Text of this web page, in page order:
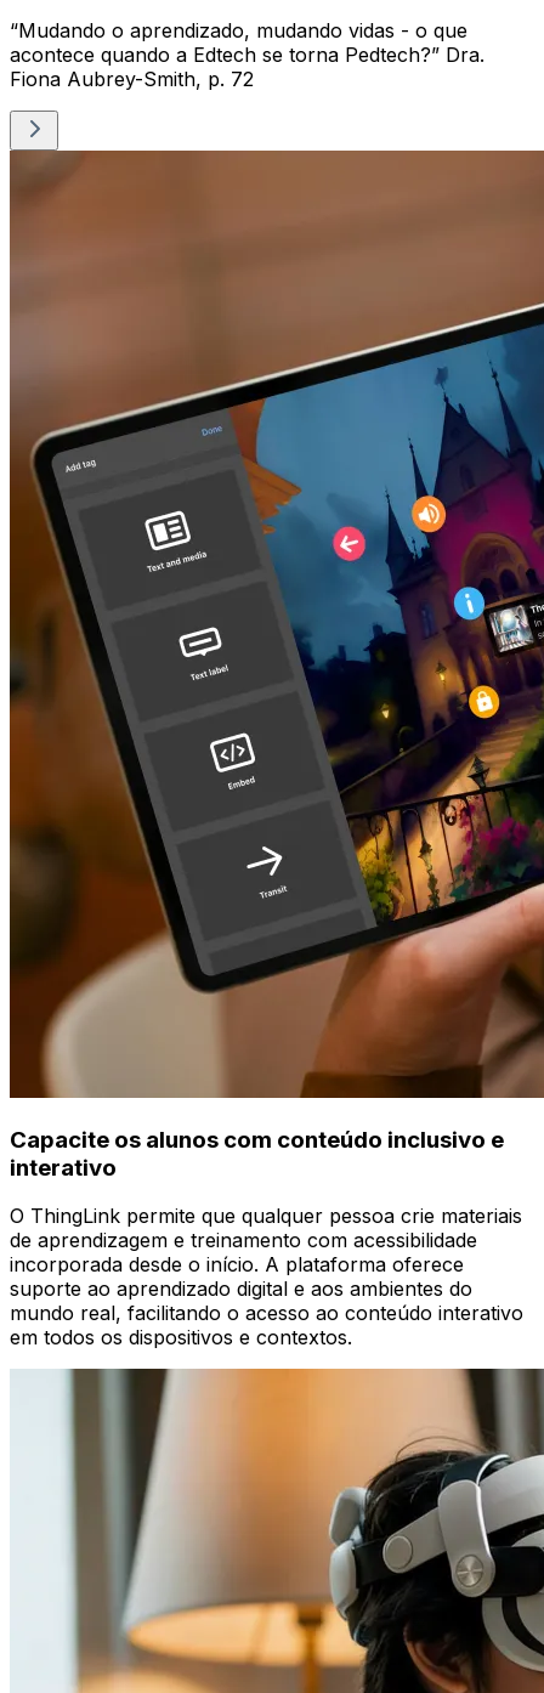
“Mudando o aprendizado, mudando vidas - o que
acontece quando a Edtech se torna Pedtech?” Dra.
Fiona Aubrey-Smith, p. 72
Capacite os alunos com conteúdo inclusivo e
interativo
O ThingLink permite que qualquer pessoa crie materiais
de aprendizagem e treinamento com acessibilidade
incorporada desde o início. A plataforma oferece
suporte ao aprendizado digital e aos ambientes do
mundo real, facilitando o acesso ao conteúdo interativo
em todos os dispositivos e contextos.